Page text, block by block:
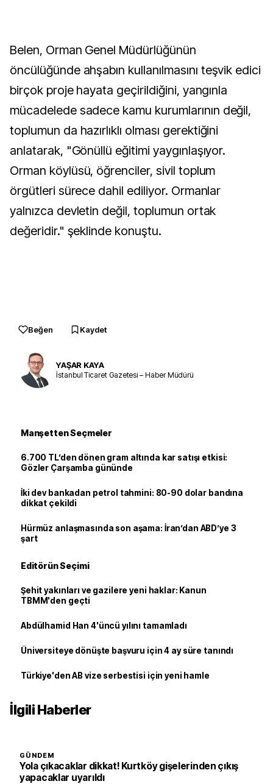
Belen, Orman Genel Müdürlüğünün
öncülüğünde ahşabın kullanılmasını teşvik edici
birçok proje hayata geçirildiğini, yangınla
mücadelede sadece kamu kurumlarının değil,
toplumun da hazırlıklı olması gerektiğini
anlatarak, "Gönüllü eğitimi yaygınlaşıyor.
Orman köylüsü, öğrenciler, sivil toplum
örgütleri sürece dahil ediliyor. Ormanlar
yalnızca devletin değil, toplumun ortak
değeridir." şeklinde konuştu.
Beğen Kaydet
YAŞAR KAYA
İstanbul Ticaret Gazetesi – Haber Müdürü
Manşetten Seçmeler
6.700 TL’den dönen gram altında kar satışı etkisi:
Gözler Çarşamba gününde
İki dev bankadan petrol tahmini: 80-90 dolar bandına
dikkat çekildi
Hürmüz anlaşmasında son aşama: İran’dan ABD’ye 3
şart
Editörün Seçimi
Şehit yakınları ve gazilere yeni haklar: Kanun
TBMM'den geçti
Abdülhamid Han 4'üncü yılını tamamladı
Üniversiteye dönüşte başvuru için 4 ay süre tanındı
Türkiye'den AB vize serbestisi için yeni hamle
İlgili Haberler
GÜNDEM
Yola çıkacaklar dikkat! Kurtköy gişelerinden çıkış
yapacaklar uyarıldı